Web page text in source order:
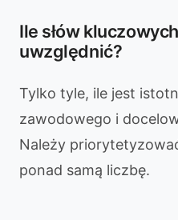
Ile słów
uwzględnić?
Tylko tyle, ile jest
zawodowego i
Należy
ponad samą liczbę.